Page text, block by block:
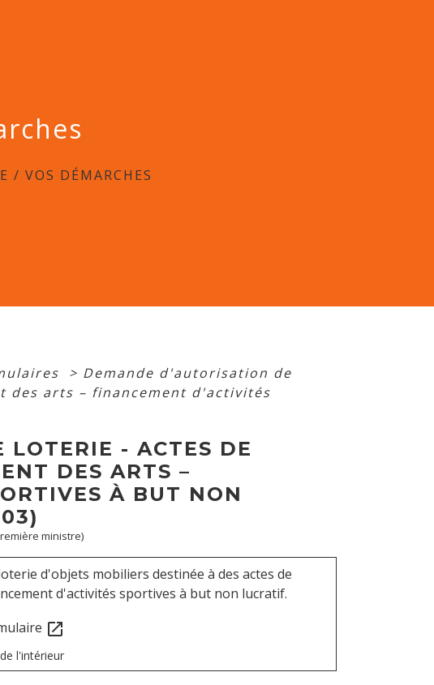
/VOS DÉMARCHES
> Demande d'autorisation de
des arts – financement d'activités
- ACTES DE
DES ARTS –
À BUT NON
ministre)
d'objets mobiliers destinée à des actes de
d'activités sportives à but non lucratif.
open_in_new
l'intérieur